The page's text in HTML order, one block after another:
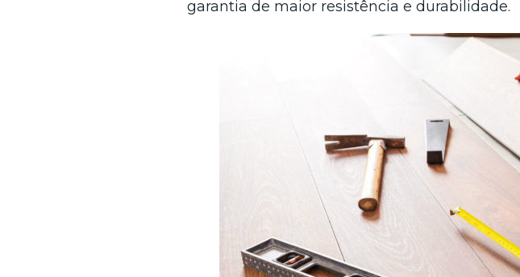
garantia de maior resistência e durabilidade.